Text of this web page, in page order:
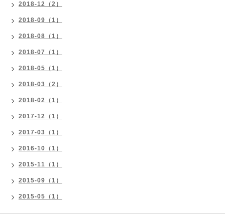
2018-12（2）
2018-09（1）
2018-08（1）
2018-07（1）
2018-05（1）
2018-03（2）
2018-02（1）
2017-12（1）
2017-03（1）
2016-10（1）
2015-11（1）
2015-09（1）
2015-05（1）